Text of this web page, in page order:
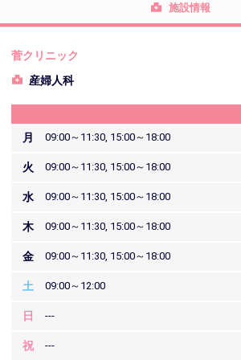
施設情報
菅クリニック
産婦人科
月 09:00～11:30, 15:00～18:00
火 09:00～11:30, 15:00～18:00
水 09:00～11:30, 15:00～18:00
木 09:00～11:30, 15:00～18:00
金 09:00～11:30, 15:00～18:00
土 09:00～12:00
日 ---
祝 ---